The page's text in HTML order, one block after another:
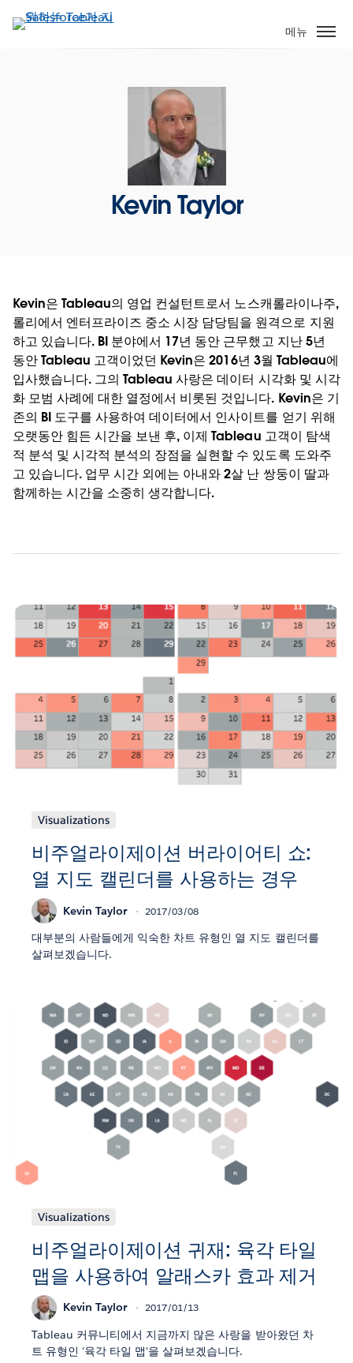
요
메뉴
Kevin Taylor
Kevin은 Tableau의 영업 컨설턴트로서 노스캐롤라이나주,
롤리에서 엔터프라이즈 중소 시장 담당팀을 원격으로 지원
하고 있습니다. BI 분야에서 17년 동안 근무했고 지난 5년
동안 Tableau 고객이었던 Kevin은 2016년 3월 Tableau에
입사했습니다. 그의 Tableau 사랑은 데이터 시각화 및 시각
화 모범 사례에 대한 열정에서 비롯된 것입니다. Kevin은 기
존의 BI 도구를 사용하여 데이터에서 인사이트를 얻기 위해
오랫동안 힘든 시간을 보낸 후, 이제 Tableau 고객이 탐색
적 분석 및 시각적 분석의 장점을 실현할 수 있도록 도와주
고 있습니다. 업무 시간 외에는 아내와 2살 난 쌍둥이 딸과
함께하는 시간을 소중히 생각합니다.
Visualizations
비주얼라이제이션 버라이어티 쇼:
열 지도 캘린더를 사용하는 경우
Kevin Taylor 2017/03/08
대부분의 사람들에게 익숙한 차트 유형인 열 지도 캘린더를
살펴보겠습니다.
Visualizations
비주얼라이제이션 귀재: 육각 타일
맵을 사용하여 알래스카 효과 제거
Kevin Taylor 2017/01/13
Tableau 커뮤니티에서 지금까지 많은 사랑을 받아왔던 차
트 유형인 '육각 타일 맵'을 살펴보겠습니다.